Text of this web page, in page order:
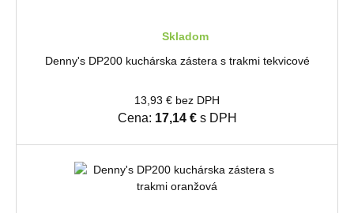
Skladom
Denny's DP200 kuchárska zástera s trakmi tekvicové
13,93 € bez DPH
Cena: 17,14 €s DPH